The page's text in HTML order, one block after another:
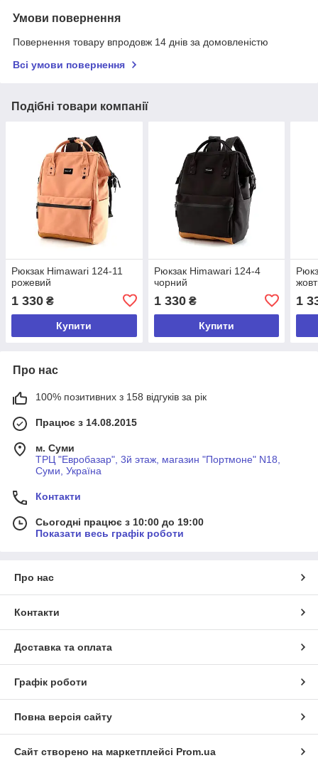
Умови повернення
Повернення товару впродовж 14 днів за домовленістю
Всі умови повернення
Подібні товари компанії
Рюкзак Himawari 124-11
рожевий
1 330 ₴
Купити
Рюкзак Himawari 124-4
чорний
1 330₴
Купити
1
Про нас
100% позитивних з 158 відгуків за рік
Працює з 14.08.2015
м. Суми
ТРЦ "Евробазар", 3й этаж, магазин "Портмоне" N18,
Суми, Україна
Контакти
Сьогодні працює з 10:00 до 19:00
Показати весь графік роботи
Про нас
Контакти
Доставка та оплата
Графік роботи
Повна версія сайту
Сайт створено на маркетплейсі Prom.ua